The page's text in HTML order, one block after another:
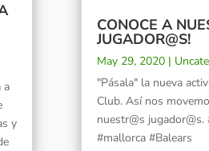
a
y
CONOCE A
JUGADOR@S!
May 29, 2020|
"Pásala" la nueva
Club. Así nos
nuestr@s
#mallorca #Balears